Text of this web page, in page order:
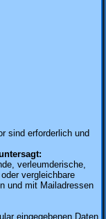
sind erforderlich und
verleumderische,
vergleichbare
und mit Mailadressen
eingegebenen Daten.